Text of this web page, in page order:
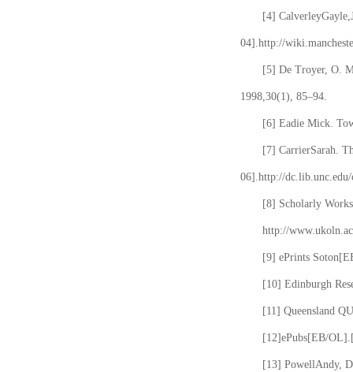
[4]
04].http://
[5] De Troyer, O.
1998,30(1), 85–94.
[6] Eadie Mick.
[7] CarrierSarah.
06].http://
[8] Scholarly
http://
[9] ePrints
[10] Edinburgh
[11] Queensland
[12]ePubs[EB/
[13] PowellAndy,